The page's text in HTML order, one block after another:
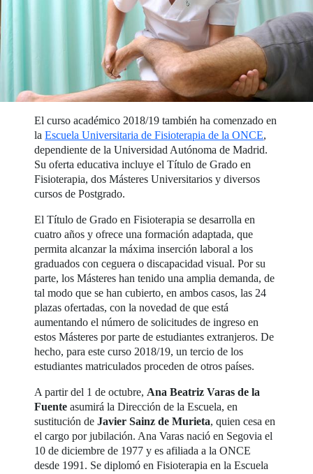
El curso académico 2018/19 también ha comenzado en
laEscuela Universitaria de Fisioterapia de la ONCE,
dependiente de la Universidad Autónoma de Madrid.
Su oferta educativa incluye el Título de Grado en
Fisioterapia, dos Másteres Universitarios y diversos
cursos de Postgrado.
El Título de Grado en Fisioterapia se desarrolla en
cuatro años y ofrece una formación adaptada, que
permita alcanzar la máxima inserción laboral a los
graduados con ceguera o discapacidad visual. Por su
parte, los Másteres han tenido una amplia demanda, de
tal modo que se han cubierto, en ambos casos, las 24
plazas ofertadas, con la novedad de que está
aumentando el número de solicitudes de ingreso en
estos Másteres por parte de estudiantes extranjeros. De
hecho, para este curso 2018/19, un tercio de los
estudiantes matriculados proceden de otros países.
A partir del 1 de octubre, Ana Beatriz Varas de la
Fuente asumirá la Dirección de la Escuela, en
sustitución deJavier Sainz de Murieta, quien cesa en
el cargo por jubilación. Ana Varas nació en Segovia el
10 de diciembre de 1977 y es afiliada a la ONCE
desde 1991. Se diplomó en Fisioterapia en la Escuela